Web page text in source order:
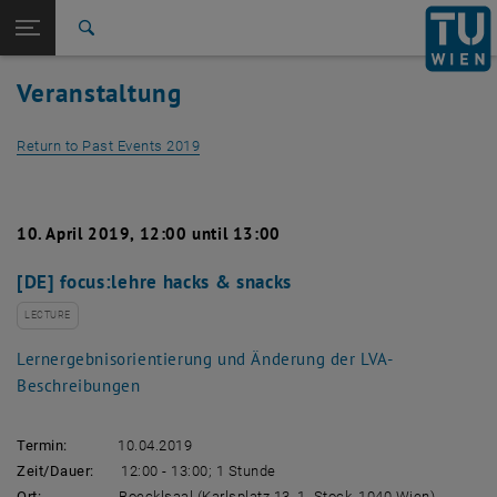
TU Login
Quicklinks
Toggle quicklinks menu
Studies
International
Career
Detail View 2019
Veranstaltung
Return to Past Events 2019
10. April 2019, 12:00 until 13:00
[DE] focus:lehre hacks & snacks
LECTURE
Lernergebnisorientierung und Änderung der LVA-
Beschreibungen
Termin: 10.04.2019
Zeit/Dauer: 12:00 - 13:00; 1 Stunde